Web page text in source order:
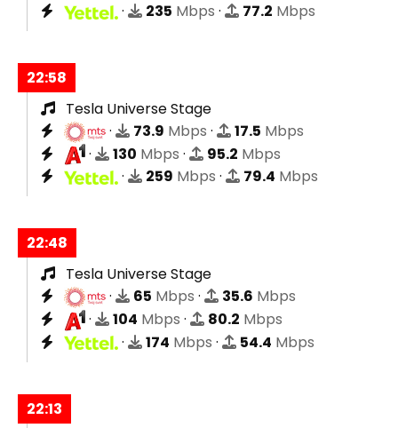
·
235 Mbps · 77.2 Mbps
22:58
Tesla Universe Stage
·
73.9 Mbps · 17.5 Mbps
·
130 Mbps · 95.2 Mbps
·
259 Mbps · 79.4 Mbps
22:48
Tesla Universe Stage
·
65 Mbps · 35.6 Mbps
·
104 Mbps · 80.2 Mbps
·
174 Mbps · 54.4 Mbps
22:13